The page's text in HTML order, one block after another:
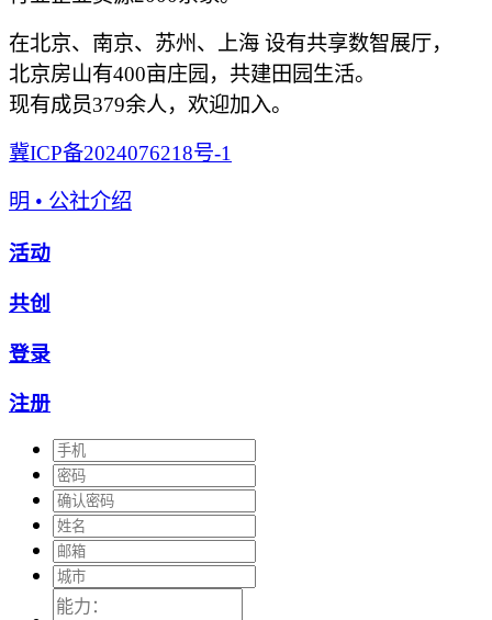
在北京、南京、苏州、上海 设有共享数智展厅，
北京房山有400亩庄园，共建田园生活。
现有成员379余人，欢迎加入。
冀ICP备2024076218号-1
明 • 公社介绍
活动
共创
登录
注册